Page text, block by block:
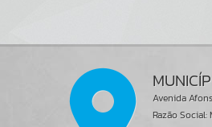
Avenida
Razão Social: